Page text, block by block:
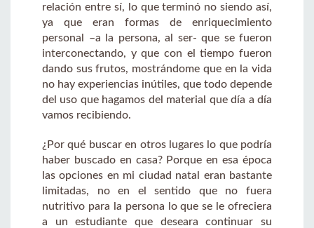
relación entre sí, lo que terminó no siendo así,
ya que eran formas de enriquecimiento
personal –a la persona, al ser- que se fueron
interconectando, y que con el tiempo fueron
dando sus frutos, mostrándome que en la vida
no hay experiencias inútiles, que todo depende
del uso que hagamos del material que día a día
vamos recibiendo.
¿Por qué buscar en otros lugares lo que podría
haber buscado en casa? Porque en esa época
las opciones en mi ciudad natal eran bastante
limitadas, no en el sentido que no fuera
nutritivo para la persona lo que se le ofreciera
a un estudiante que deseara continuar su